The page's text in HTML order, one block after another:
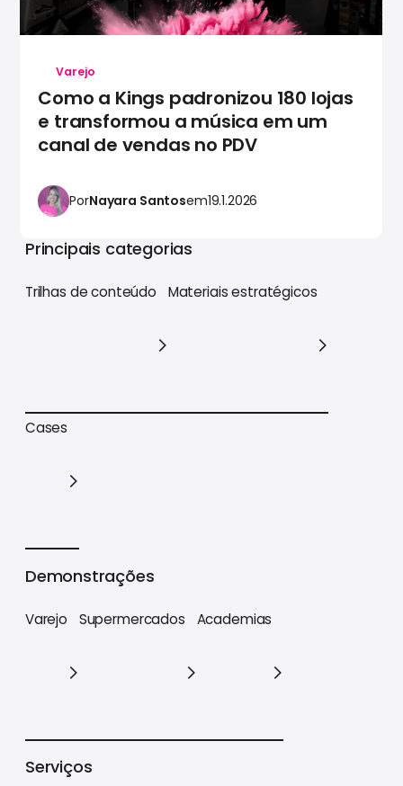
Varejo
Como a Kings padronizou 180 lojas
e transformou a música em um
canal de vendas no PDV
PorNayara Santosem19.1.2026
Principais categorias
Trilhas de conteúdo
Trilhas de conteúdo
Materiais estratégicos
Cases
Demonstrações
Varejo Supermercados Academias
Serviços